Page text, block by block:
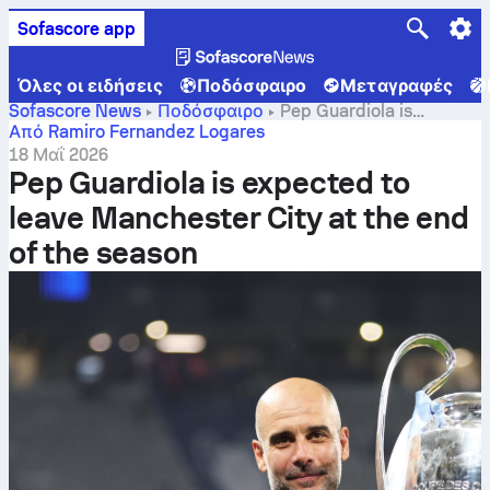
Sofascore app
Όλες οι ειδήσεις Ποδόσφαιρο Μεταγραφές
Sofascore News
Ποδόσφαιρο
Pep Guardiola is
expected to leave Manchester City at the end of the
season
Από Ramiro Fernandez Logares
18 Μαΐ 2026
Pep Guardiola is expected to
leave Manchester City at the end
of the season